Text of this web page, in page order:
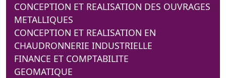
CONCEPTION ET REALISATION DES OUVRAGES
METALLIQUES
CONCEPTION ET REALISATION EN
CHAUDRONNERIE INDUSTRIELLE
FINANCE ET COMPTABILITE
GEOMATIQUE